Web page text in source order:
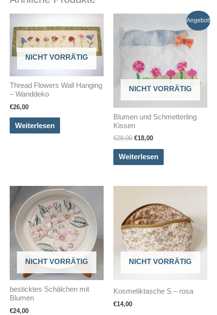
NICHT VORRÄTIG
Thread Flowers Wall Hanging
– Wanddeko
€26,00
Weiterlesen
Angebot!
NICHT VORRÄTIG
Blumen und Schmetterling
Kissen
€28,00 Ursprünglicher
war:
€18,00Aktueller
ist:
€18,00.
Weiterlesen
NICHT VORRÄTIG
besticktes Schälchen mit
Blumen
€24,00
NICHT VORRÄTIG
Kosmetiktasche S – rosa
€14,00